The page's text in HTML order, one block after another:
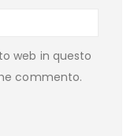
web in questo
commento.